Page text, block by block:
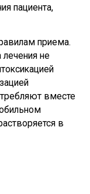
пациента,
приема.
не
вместе
в